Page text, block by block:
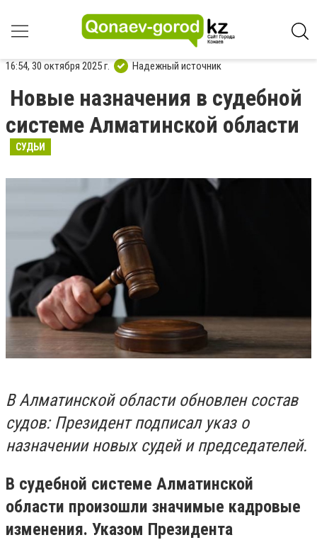
16:54, 30 октября 2025 г. Надежный источник
Новые назначения в судебной
системе Алматинской области
СУДЬИ
В Алматинской области обновлен состав
судов: Президент подписал указ о
назначении новых судей и председателей.
В судебной системе Алматинской
области произошли значимые кадровые
изменения. Указом Президента